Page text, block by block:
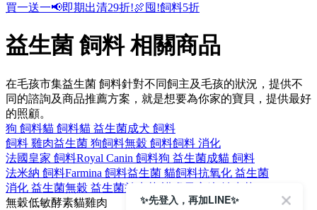
買一送一📢即期出清29折!🍖囤!飼料5折
益生菌 飼料 相關商品
在毛孩市集益生菌 飼料針對不同飼主及毛孩的狀況，提供不
同的諮詢及商品推薦方案，就是想要為你家的寶貝，提供最好
的照顧。
狗 飼料貓 飼料貓 益生菌成犬 飼料
飼料 雞肉益生菌 狗飼料無穀 飼料飼料 消化
法國皇家 飼料Royal Canin 飼料狗 益生菌成貓 飼料
法米納 飼料Farmina 飼料益生菌 貓飼料抗氧化 益生菌
消化 益生菌無穀 益生菌益生菌 護膚
無穀低敏酵素貓雞肉
✨先登入，再加LINE✨